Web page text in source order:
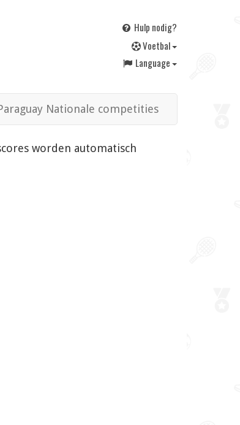
Hulp nodig?
Voetbal
Language
Nationale competities
worden automatisch